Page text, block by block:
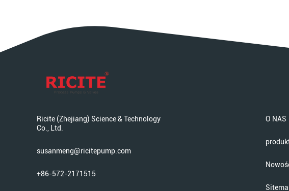
Ricite (Zhejiang) Science & Technology
Co., Ltd.
susanmeng@ricitepump.com
+86-572-2171515
O NAS